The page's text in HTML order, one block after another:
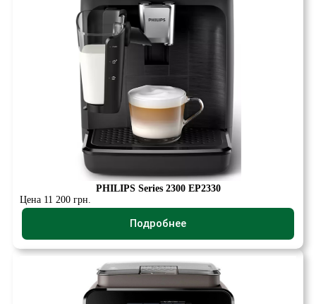
PHILIPS Series 2300 EP2330
Цена 11 200 грн.
Подробнее